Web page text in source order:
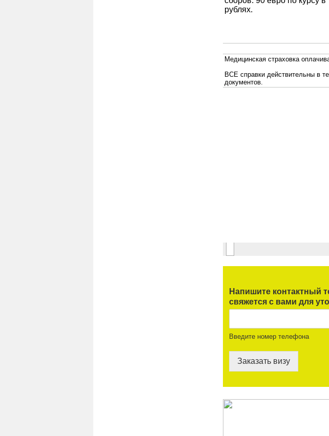
Напишите контактный
свяжется с вами для
Введите номер телефона
Заказать визу